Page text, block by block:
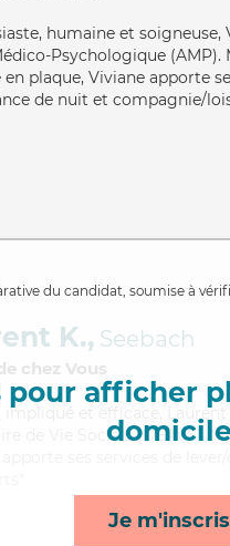
, humaine et soigneuse,
Psychologique
en plaque, Viviane apporte
de nuit et compagnie/
du candidat, soumise à
afficher
domicile
Je m'inscris
K., Seebach
chez Vous
, impliqué et efficace,
de Vie Sociale (DEAVS).